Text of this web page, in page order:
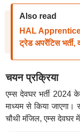
Also read
HAL
ट्रेड अपरेंटिस भर्ती,
चयन प्रक्रिया
एम्स देवघर भर्ती 2024 के
माध्यम से किया जाएगा।
चौथी मंजिल, एम्स देवघर में